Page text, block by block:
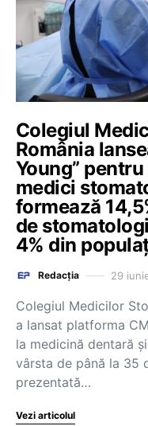
Colegiul
România
Young”
medici
formează
de
4% din
Redacția 29
Colegiul Medicilor
a lansat platforma
la medicină dentară
vârsta de până la 35
prezentată…
Vezi articolul